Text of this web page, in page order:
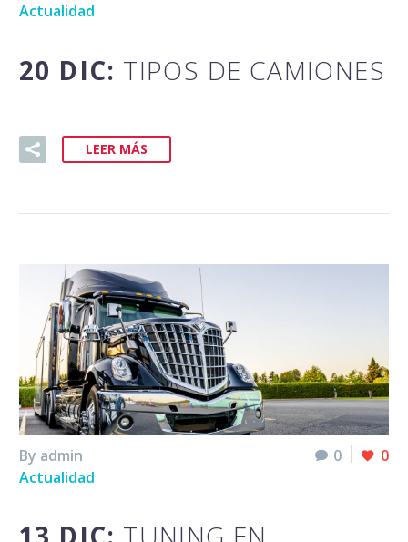
Actualidad
20 DIC: TIPOS DE CAMIONES
LEER MÁS
0 0
By admin
Actualidad